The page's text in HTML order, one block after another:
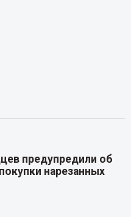
предупредили об
нарезанных